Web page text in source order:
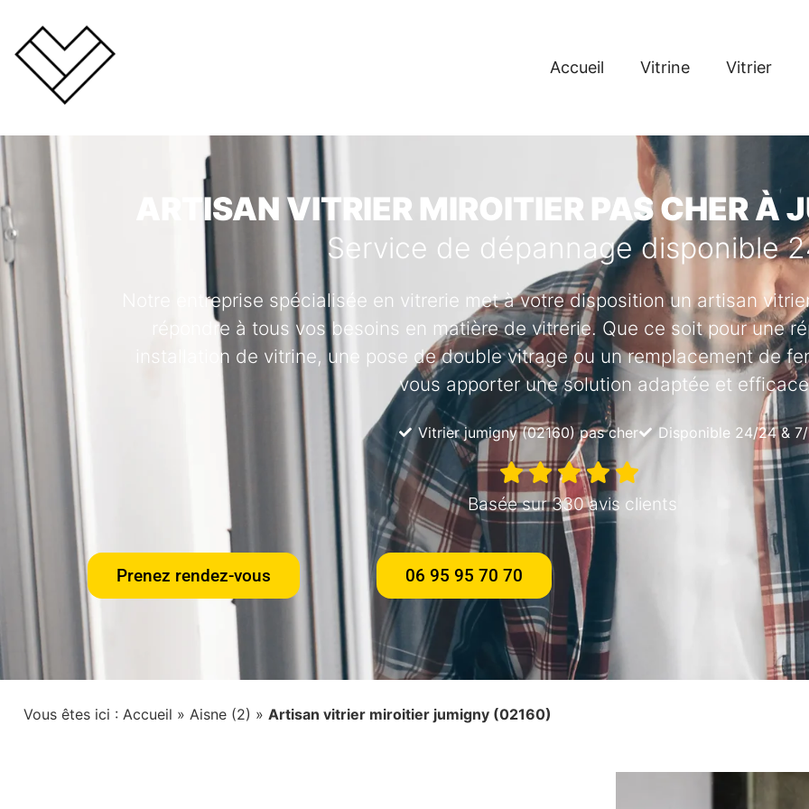
Accueil Vitrine Vitrier
ARTISAN VITRIER MIROITIER PAS CHER
Service de dépannage disponible
Notre entreprise spécialisée en vitrerie met à votre disposition un artisan
répondre à tous vos besoins en matière de vitrerie. Que ce soit pour une
installation de vitrine, une pose de double vitrage ou un remplacement de
vous apporter une solution adaptée et
Vitrier jumigny (02160) pas cher Disponible 24/24 &
Basée sur 330 avis clients
Prenez rendez-vous 06 95 95 70 70
Vous êtes ici : Accueil » Aisne (2) » Artisan vitrier miroitier jumigny (02160)